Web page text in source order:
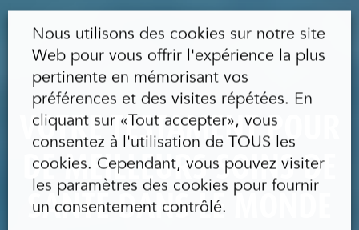
VOTRE TESTAMENT POUR
DE MEILLEURS SOINS DE
SANTÉ DANS LE MONDE
Nous utilisons des cookies sur notre site
Web pour vous offrir l'expérience la plus
pertinente en mémorisant vos
préférences et des visites répétées. En
cliquant sur «Tout accepter», vous
consentez à l'utilisation de TOUS les
cookies. Cependant, vous pouvez visiter
les paramètres des cookies pour fournir
un consentement contrôlé.